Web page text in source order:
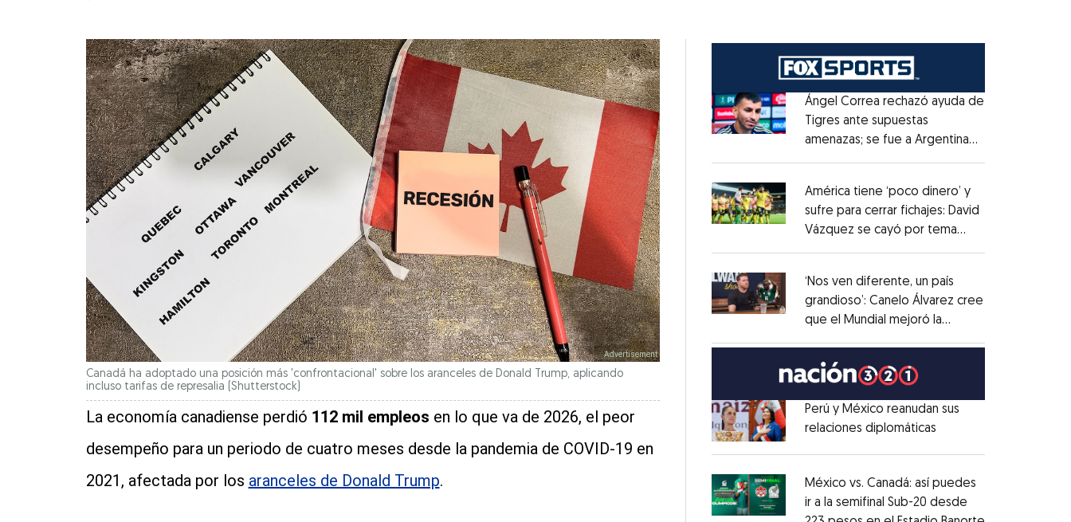
Canadá ha adoptado una posición más 'confrontacional' sobre los aranceles de Donald Trump, aplicando
incluso tarifas de represalia (Shutterstock)
La economía canadiense perdió 112 mil empleos en lo que va de 2026, el peor
desempeño para un periodo de cuatro meses desde la pandemia de COVID-19 en
2021, afectada por los aranceles de Donald Trump.
Opens in new window
Ángel Correa rechazó ayuda de
Tigres ante supuestas
amenazas; se fue a Argentina
Opens in new window
América tiene ‘poco dinero’ y
sufre para cerrar fichajes: David
Vázquez se cayó por tema
Opens in new window
‘Nos ven diferente, un país
grandioso’: Canelo Álvarez cree
que el Mundial mejoró la
Opens in new window
Perú y México reanudan sus
relaciones diplomáticas
México vs. Canadá: así puedes
ir a la semifinal Sub-20 desde